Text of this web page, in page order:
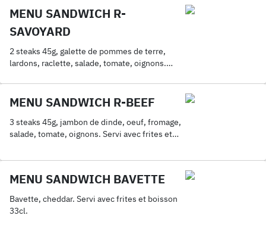
MENU SANDWICH R-
SAVOYARD
2 steaks 45g, galette de pommes de terre,
lardons, raclette, salade, tomate, oignons.
MENU SANDWICH R-BEEF
3 steaks 45g, jambon de dinde, oeuf, fromage,
salade, tomate, oignons. Servi avec frites et
MENU SANDWICH BAVETTE
Bavette, cheddar. Servi avec frites et boisson
33cl.